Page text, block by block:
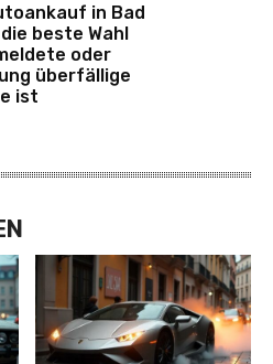
in Bad
beste Wahl
oder
überfällige
ist